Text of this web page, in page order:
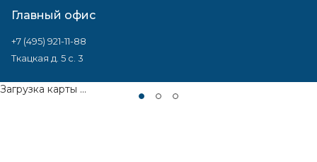
Главный офис
+7 (495) 921-11-88
Ткацкая д. 5 с. 3
Загрузка карты ...